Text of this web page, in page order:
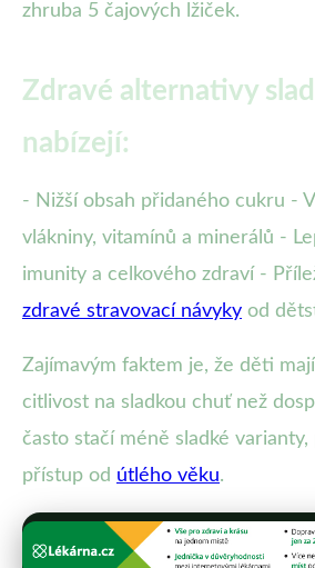
zhruba 5 čajových lžiček.
Zdravé alternativy
nabízejí:
- Nižší obsah přidaného cukru -
vlákniny, vitamínů a minerálů -
imunity a celkového zdraví -
zdravé stravovací návyky od
Zajímavým faktem je, že děti
citlivost na sladkou chuť než
často stačí méně sladké
přístup od útlého věku.